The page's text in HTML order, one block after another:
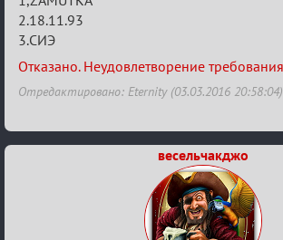
Заявки
в
Авторитеты²
2.18.11.93
3.CИЭ
Отказано. Неудовлетворение
Отредактировано: Eternity (03.03.2016 20:58:04)
весельчакджо